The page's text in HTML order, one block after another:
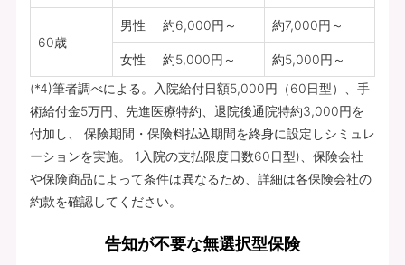
60歳
男性 約6,000円～ 約7,000円～
女性 約5,000円～
約5,000円～
(*4)筆者調べによる。入院給付日額5,000円（60日型）、手
術給付金5万円、先進医療特約、退院後通院特約3,000円を
付加し、 保険期間・保険料払込期間を終身に設定しシミュレ
ーションを実施。 1入院の支払限度日数60日型)、保険会社
や保険商品によって条件は異なるため、詳細は各保険会社の
約款を確認してください。
告知が不要な無選択型保険